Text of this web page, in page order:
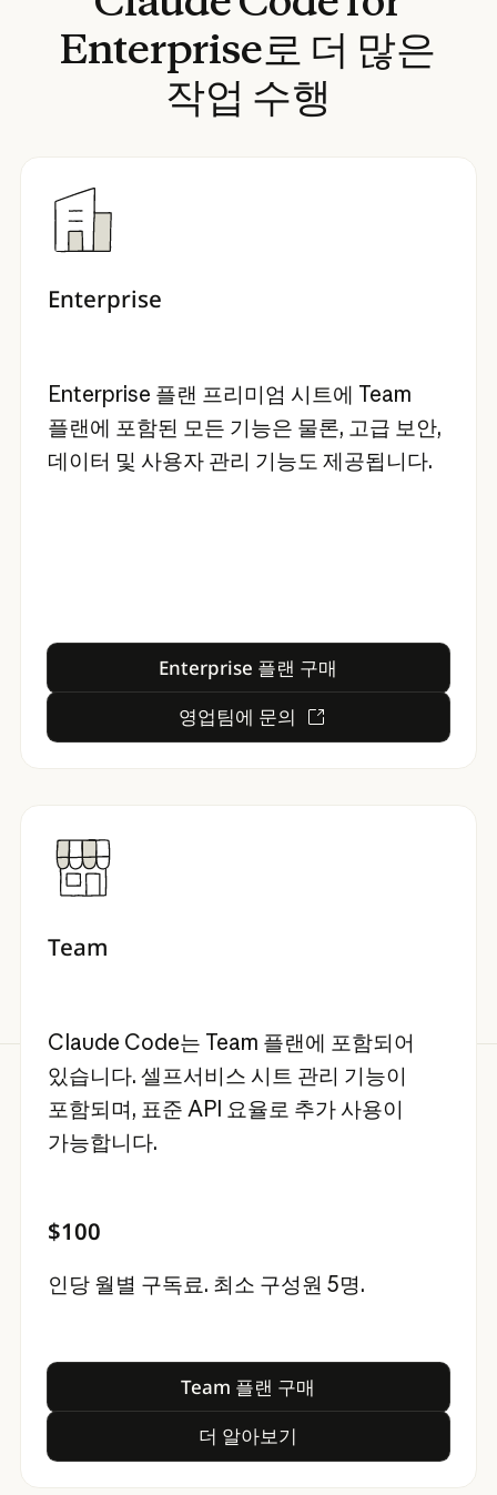
Enterprise로 더 많은
작업 수행
Enterprise
Enterprise 플랜 프리미엄 시트에 Team
플랜에 포함된 모든 기능은 물론, 고급 보안,
데이터 및 사용자 관리 기능도 제공됩니다.
Enterprise 플랜 구매
영업팀에 문의
Team
Claude Code는 Team 플랜에 포함되어
있습니다. 셀프서비스 시트 관리 기능이
포함되며, 표준 API 요율로 추가 사용이
가능합니다.
$100
인당 월별 구독료. 최소 구성원 5명.
Team 플랜 구매
더 알아보기